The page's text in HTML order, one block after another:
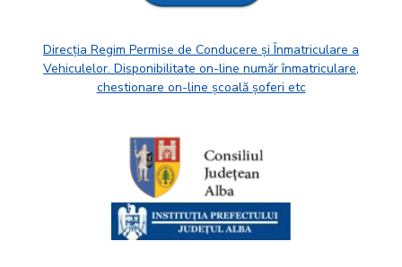
Direcția Regim Permise de Conducere și Înmatriculare a
Vehiculelor. Disponibilitate on-line număr înmatriculare,
chestionare on-line școală șoferi etc